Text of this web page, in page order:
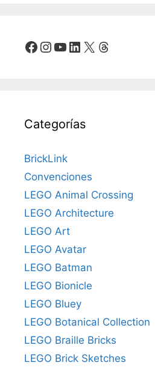
Facebook
Instagram
YouTube
LinkedIn
X Threads
Categorías
BrickLink
Convenciones
LEGO Animal Crossing
LEGO Architecture
LEGO Art
LEGO Avatar
LEGO Batman
LEGO Bionicle
LEGO Bluey
LEGO Botanical Collection
LEGO Braille Bricks
LEGO Brick Sketches